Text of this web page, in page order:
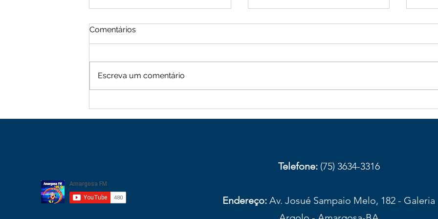
Comentários
Escreva um comentário
Telefone: (75) 3634-3316
Endereço: Av. Josué Sampaio Melo, 182 - Galeria